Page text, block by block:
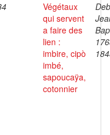
Végétaux
qui servent
a faire des
lien :
imbire, cipò
imbé,
sapoucaÿa,
cotonnier